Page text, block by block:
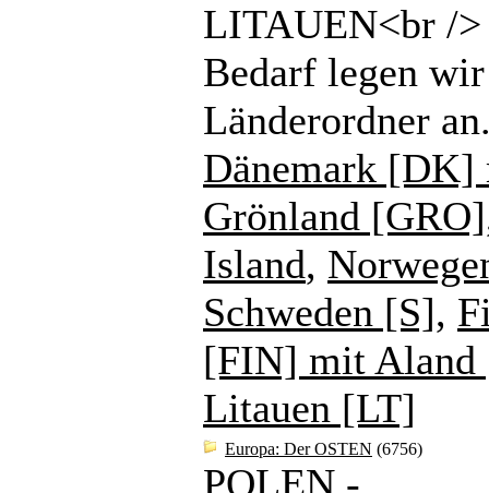
LITAUEN<br /
Bedarf legen wir
Länderordner
Dänemark [DK]
Grönland [GRO]
Island,
Schweden [S],
[FIN] mit
Litauen [LT]
Europa: Der OSTEN (6756)
POLEN -